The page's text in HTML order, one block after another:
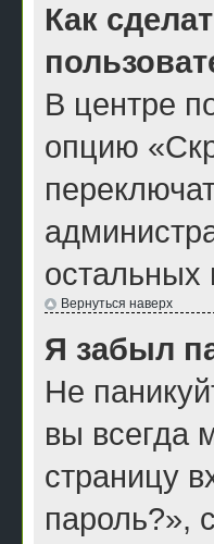
Как
В центре
опцию
остальных
Вернуться наверх
Я забыл
Не
вы всегда
страницу
пароль?»,